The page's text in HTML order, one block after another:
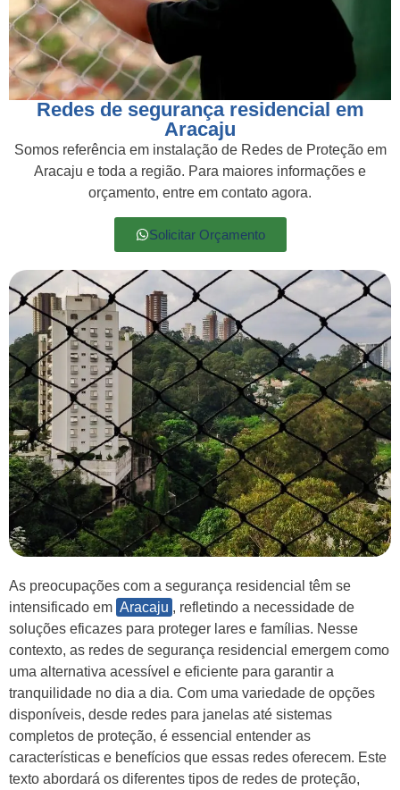
Redes de segurança residencial em
Aracaju
Somos referência em instalação de Redes de Proteção em
Aracaju e toda a região. Para maiores informações e
orçamento, entre em contato agora.
Solicitar Orçamento
As preocupações com a segurança residencial têm se
intensificado em Aracaju , refletindo a necessidade de
soluções eficazes para proteger lares e famílias. Nesse
contexto, as redes de segurança residencial emergem como
uma alternativa acessível e eficiente para garantir a
tranquilidade no dia a dia. Com uma variedade de opções
disponíveis, desde redes para janelas até sistemas
completos de proteção, é essencial entender as
características e benefícios que essas redes oferecem. Este
texto abordará os diferentes tipos de redes de proteção,